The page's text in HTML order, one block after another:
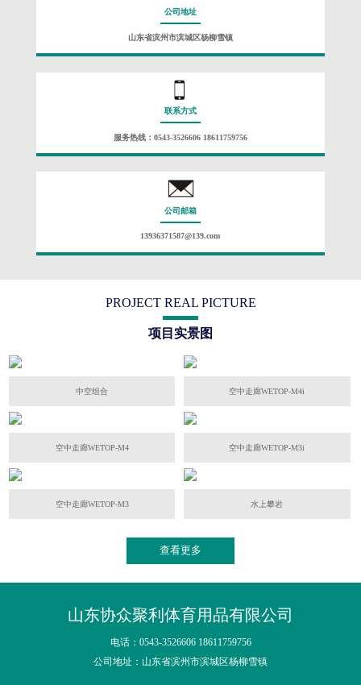
公司地址
山东省滨州市滨城区杨柳雪镇
联系方式
服务热线：0543-3526606 18611759756
公司邮箱
13936371587@139.com
PROJECT REAL PICTURE
项目实景图
中空组合 空中走廊WETOP-M4i
空中走廊WETOP-M4 空中走廊WETOP-M3i
空中走廊WETOP-M3 水上攀岩
查看更多
山东协众聚利体育用品有限公司
电话：0543-3526606 18611759756
公司地址：山东省滨州市滨城区杨柳雪镇